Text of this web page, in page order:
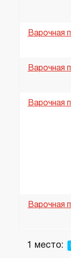
Варочная
Варочная
Варочная
Варочная
1 место: